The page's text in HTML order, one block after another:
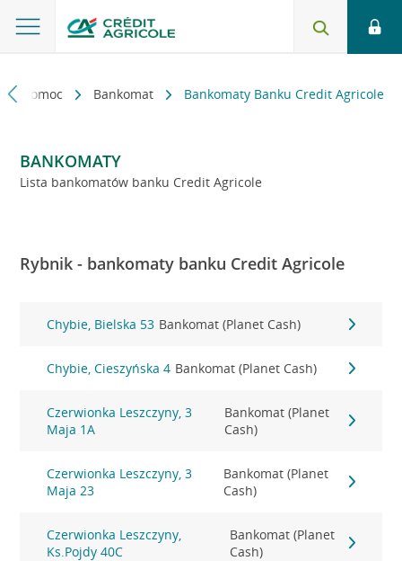
i pomoc Bankomat Bankomaty Banku Credit Agricole
BANKOMATY
Lista bankomatów banku Credit Agricole
Rybnik - bankomaty banku Credit Agricole
Chybie, Bielska 53 Bankomat (Planet Cash)
Chybie, Cieszyńska 4 Bankomat (Planet Cash)
Czerwionka Leszczyny, 3
Maja 1A
Bankomat (Planet
Cash)
Czerwionka Leszczyny, 3
Maja 23
Bankomat (Planet
Cash)
Czerwionka Leszczyny,
Ks.Pojdy 40C
Bankomat (Planet
Cash)